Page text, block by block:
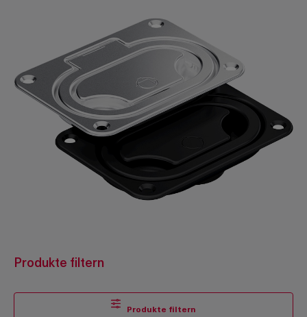
Produkte filtern
Produkte filtern